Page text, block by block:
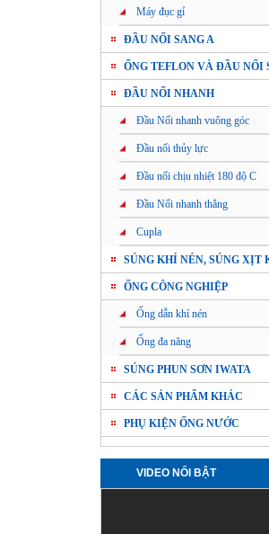
Máy đục gỉ
ĐẦU NỐI SANG A
ỐNG TEFLON VÀ ĐẦU NỐI
ĐẦU NỐI NHANH
Đầu Nối nhanh vuông góc
Đầu nối thủy lực
Đầu nối chịu nhiệt 180 độ C
Đầu Nối nhanh thẳng
Cupla
SÚNG KHÍ NÉN, SÚNG XỊT
ỐNG CÔNG NGHIỆP
Ống dẫn khí nén
Ống đa năng
SÚNG PHUN SƠN IWATA
CÁC SẢN PHẨM KHÁC
PHỤ KIỆN ỐNG NƯỚC
VIDEO NỔI BẬT